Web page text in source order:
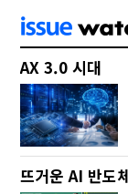
AX 3.0 시대
뜨거운 AI 반도